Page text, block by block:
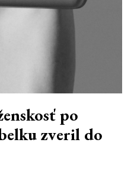
po
zveril do